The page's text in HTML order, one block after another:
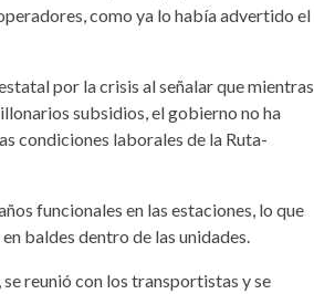
como ya lo había advertido el
por la crisis al señalar que mientras
subsidios, el gobierno no ha
condiciones laborales de la Ruta-
funcionales en las estaciones, lo que
baldes dentro de las unidades.
reunió con los transportistas y se